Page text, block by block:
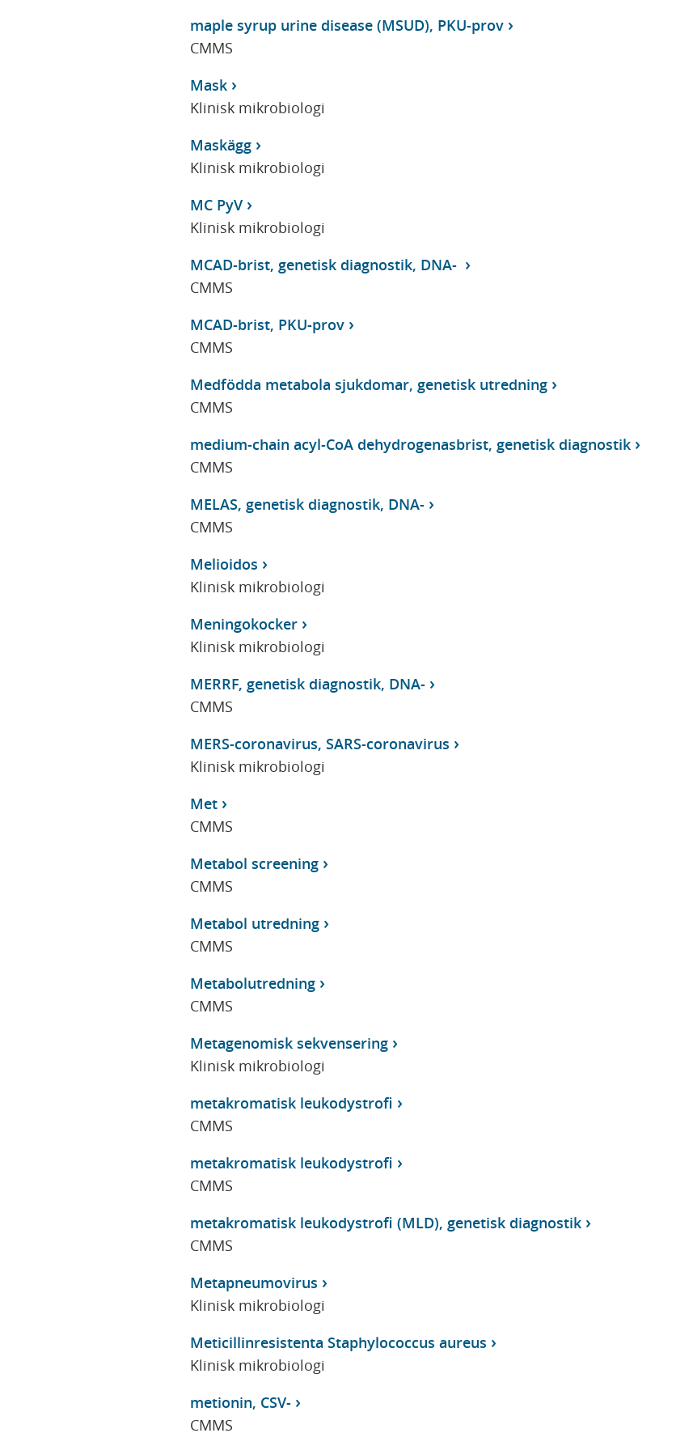
maple syrup urine disease (MSUD), PKU-prov
CMMS
Mask
Klinisk mikrobiologi
Maskägg
Klinisk mikrobiologi
MC PyV
Klinisk mikrobiologi
MCAD-brist, genetisk diagnostik, DNA-
CMMS
MCAD-brist, PKU-prov
CMMS
Medfödda metabola sjukdomar, genetisk utredning
CMMS
medium-chain acyl-CoA dehydrogenasbrist, genetisk diagnostik
CMMS
MELAS, genetisk diagnostik, DNA-
CMMS
Melioidos
Klinisk mikrobiologi
Meningokocker
Klinisk mikrobiologi
MERRF, genetisk diagnostik, DNA-
CMMS
MERS-coronavirus, SARS-coronavirus
Klinisk mikrobiologi
Met
CMMS
Metabol screening
CMMS
Metabol utredning
CMMS
Metabolutredning
CMMS
Metagenomisk sekvensering
Klinisk mikrobiologi
metakromatisk leukodystrofi
CMMS
metakromatisk leukodystrofi
CMMS
metakromatisk leukodystrofi (MLD), genetisk diagnostik
CMMS
Metapneumovirus
Klinisk mikrobiologi
Meticillinresistenta Staphylococcus aureus
Klinisk mikrobiologi
metionin, CSV-
CMMS